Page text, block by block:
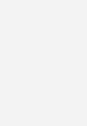
Übersicht über:
bringt. Ein integrierter
sich die Maßnahmen